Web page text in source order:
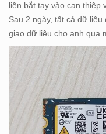
liền bắt tay vào can thiệp
Sau 2 ngày, tất cả dữ
giao dữ liệu cho anh qua